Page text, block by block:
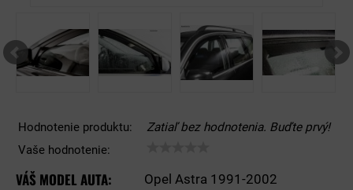
Hodnotenie produktu:
Zatiaľ bez hodnotenia. Buďte prvý!
Vaše hodnotenie:
VÁŠ MODEL AUTA: Opel Astra 1991-2002